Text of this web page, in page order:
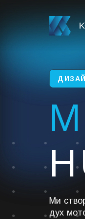
Ми
дух